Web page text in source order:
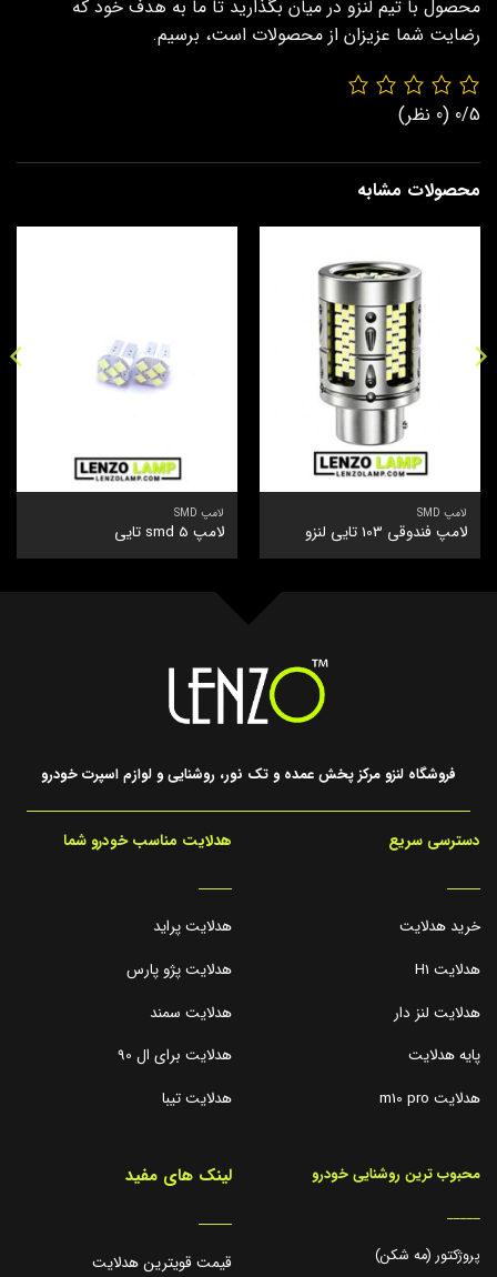
محصول با تیم لنزو در میان بگذارید تا ما به هدف خود که
رضایت شما عزیزان از محصولات است، برسیم.
0/5 (0 نظر)
محصولات مشابه
لامپ SMD
لامپ فندوقی 103 تایی لنزو
لامپ SMD
لامپ smd 5 تایی
فروشگاه لنزو مرکز پخش عمده و تک نور، روشنایی و لوازم اسپرت خودرو
دسترسی سریع
_____
خرید هدلایت
هدلایت H1
هدلایت لنز دار
پایه هدلایت
هدلایت m10 pro
هدلایت مناسب خودرو شما
_____
هدلایت پراید
هدلایت پژو پارس
هدلایت سمند
هدلایت برای ال 90
هدلایت تیبا
محبوب ترین روشنایی خودرو
_____
پروژکتور (مه شکن)
لینک های مفید
_____
قیمت قویترین هدلایت